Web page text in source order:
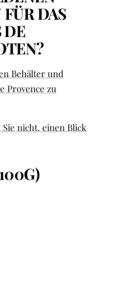
DAS
DE
Behälter und
Provence zu
nicht, einen Blick